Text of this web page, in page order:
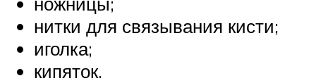
нитки для связывания кисти;
иголка;
кипяток.